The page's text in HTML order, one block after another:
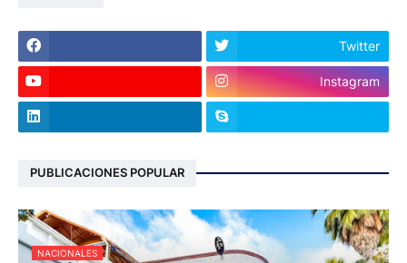
Twitter
Instagram
PUBLICACIONES POPULAR
NACIONALES